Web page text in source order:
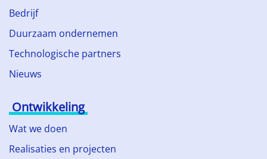
Bedrijf
Duurzaam ondernemen
Technologische partners
Nieuws
Ontwikkeling
Wat we doen
Realisaties en projecten